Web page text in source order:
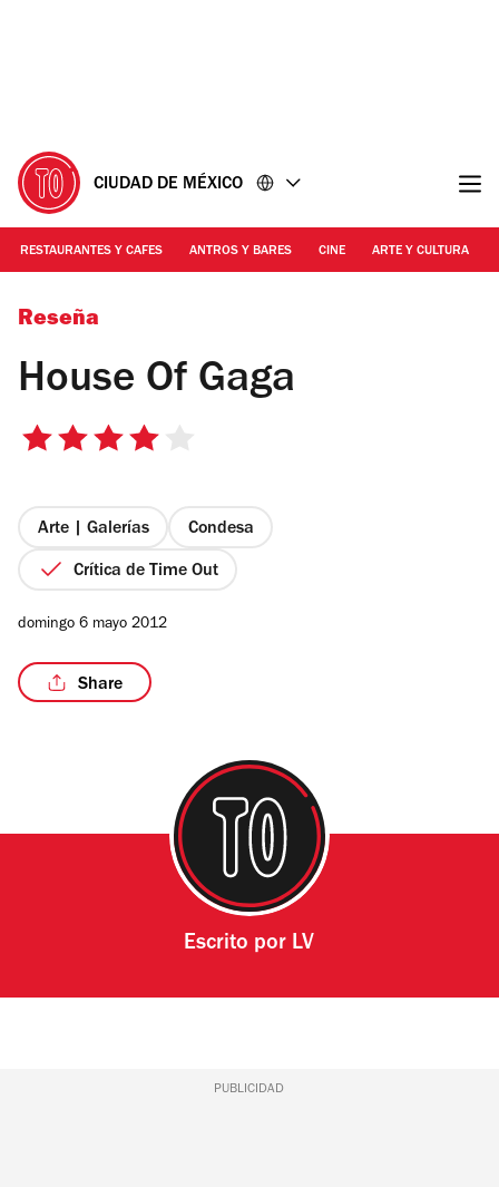
CIUDAD DE MÉXICO
RESTAURANTES Y CAFES ANTROS Y BARES CINE ARTE Y CULTURA
House of Gaga
Reseña
House Of Gaga
4
estrellas
Arte | Galerías Condesa
Crítica de Time Out
domingo 6 mayo 2012
Share
Escrito por LV
PUBLICIDAD